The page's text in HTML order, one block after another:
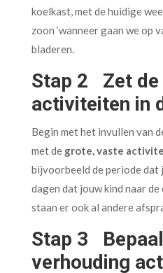
koelkast, met de huidige
zoon ‘wanneer gaan we op
bladeren.
Stap 2 Zet de
activiteiten in
Begin met het invullen van
met de grote, vaste
bijvoorbeeld de periode dat
dagen dat jouw kind naar
staan er ook al andere
Stap 3
verhouding